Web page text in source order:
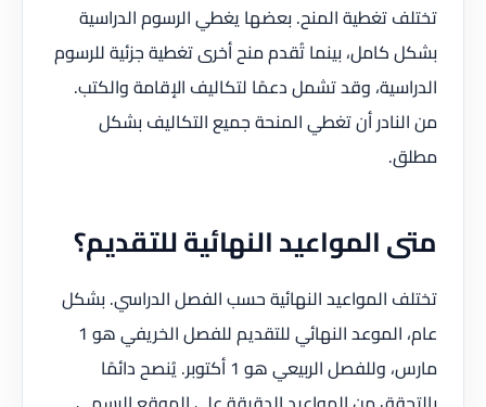
تختلف تغطية المنح. بعضها يغطي الرسوم الدراسية
بشكل كامل، بينما تُقدم منح أخرى تغطية جزئية للرسوم
الدراسية، وقد تشمل دعمًا لتكاليف الإقامة والكتب.
من النادر أن تغطي المنحة جميع التكاليف بشكل
مطلق.
متى المواعيد النهائية للتقديم؟
تختلف المواعيد النهائية حسب الفصل الدراسي. بشكل
عام، الموعد النهائي للتقديم للفصل الخريفي هو 1
مارس، وللفصل الربيعي هو 1 أكتوبر. يُنصح دائمًا